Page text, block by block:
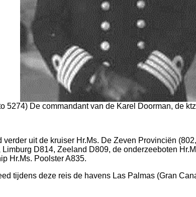
5274) De commandant van de Karel Doorman, de
verder uit de kruiser Hr.Ms. De Zeven Provinciën
Limburg D814, Zeeland D809, de onderzeeboten
Hr.Ms. Poolster A835.
tijdens deze reis de havens Las Palmas (Gran